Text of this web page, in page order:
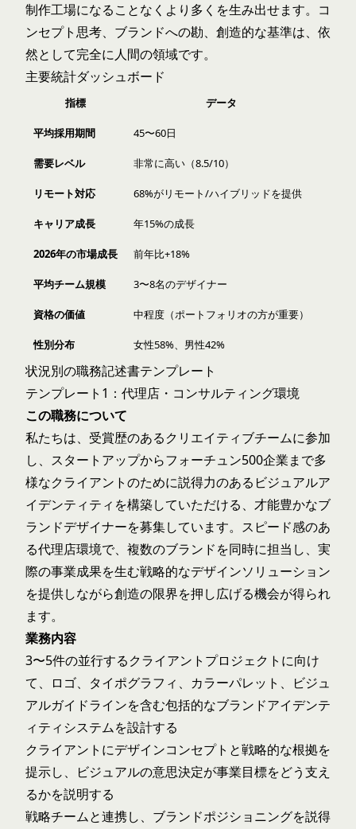
制作工場になることなくより多くを生み出せます。コ
ンセプト思考、ブランドへの勘、創造的な基準は、依
然として完全に人間の領域です。
主要統計ダッシュボード
指標 データ
平均採用期間 45〜60日
需要レベル 非常に高い（8.5/10）
リモート対応 68%がリモート/ハイブリッドを提供
キャリア成長 年15%の成長
2026年の市場成長 前年比+18%
平均チーム規模 3〜8名のデザイナー
資格の価値 中程度（ポートフォリオの方が重要）
性別分布 女性58%、男性42%
状況別の職務記述書テンプレート
テンプレート1：代理店・コンサルティング環境
この職務について
私たちは、受賞歴のあるクリエイティブチームに参加
し、スタートアップからフォーチュン500企業まで多
様なクライアントのために説得力のあるビジュアルア
イデンティティを構築していただける、才能豊かなブ
ランドデザイナーを募集しています。スピード感のあ
る代理店環境で、複数のブランドを同時に担当し、実
際の事業成果を生む戦略的なデザインソリューション
を提供しながら創造の限界を押し広げる機会が得られ
ます。
業務内容
3〜5件の並行するクライアントプロジェクトに向け
て、ロゴ、タイポグラフィ、カラーパレット、ビジュ
アルガイドラインを含む包括的なブランドアイデンテ
ィティシステムを設計する
クライアントにデザインコンセプトと戦略的な根拠を
提示し、ビジュアルの意思決定が事業目標をどう支え
るかを説明する
戦略チームと連携し、ブランドポジショニングを説得